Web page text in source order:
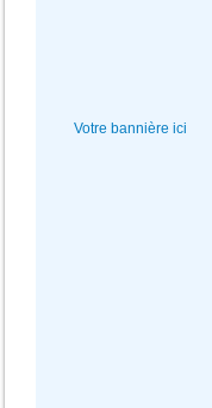
Votre bannière ici